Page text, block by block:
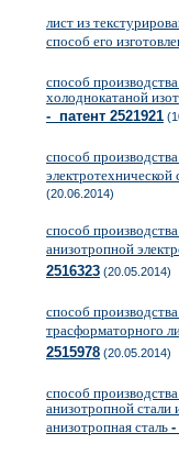
лист из
способ его
способ
холоднокатаной
- патент 2521921
способ
электротехнической
(20.06.2014)
способ
анизотропной
2516323 (20.05.2014)
способ
трасформаторного
2515978 (20.05.2014)
способ
анизотропной стали
анизотропная сталь -